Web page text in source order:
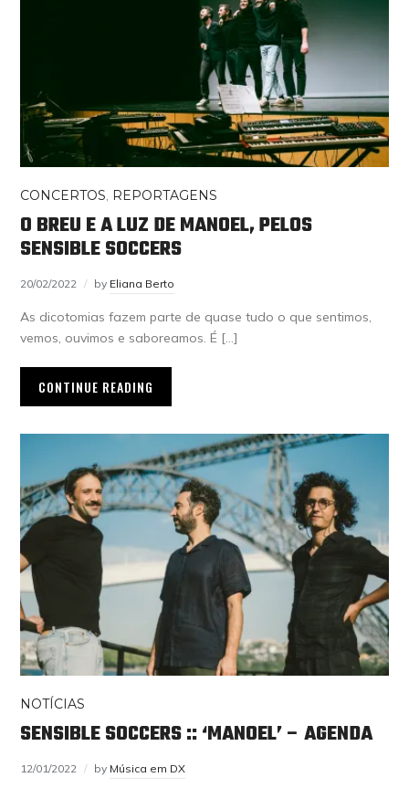
CONCERTOS, REPORTAGENS
O BREU E A LUZ DE MANOEL, PELOS
SENSIBLE SOCCERS
20/02/2022 by Eliana Berto
As dicotomias fazem parte de quase tudo o que sentimos,
vemos, ouvimos e saboreamos. É […]
CONTINUE READING
NOTÍCIAS
SENSIBLE SOCCERS :: ‘MANOEL’ – AGENDA
12/01/2022 by Música em DX